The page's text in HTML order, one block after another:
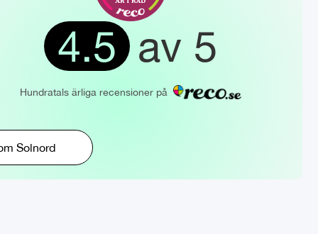
4.5 av 5
Hundratals ärliga recensioner på
Solnord